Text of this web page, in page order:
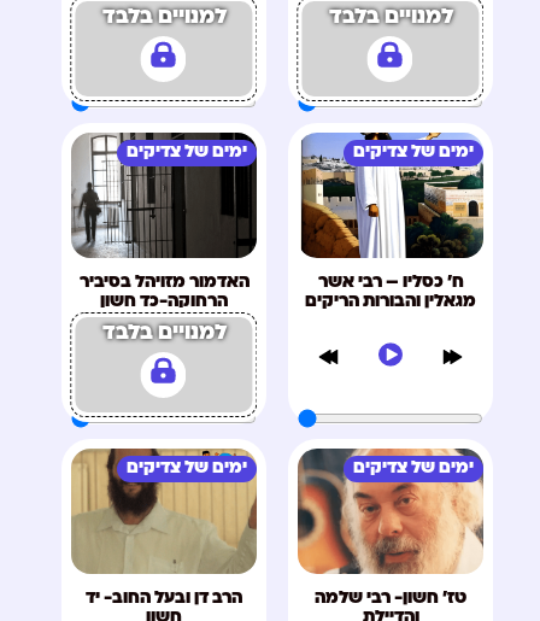
למנויים בלבד למנויים בלבד
ימים של צדיקים
ח' כסליו – רבי אשר
מגאלין והבורות הריקים
ימים של צדיקים
האדמור מזויהל בסיביר
הרחוקה-כד חשון
למנויים בלבד
ימים של צדיקים
טז' חשון- רבי שלמה
והדיילת
ימים של צדיקים
הרב דן ובעל החוב- יד
חשון